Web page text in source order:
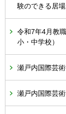
験のできる居
令和7年4月教
小・中学校）
瀬戸内国際芸
瀬戸内国際芸